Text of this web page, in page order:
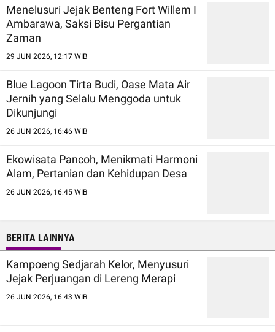
Menelusuri Jejak Benteng Fort Willem I
Ambarawa, Saksi Bisu Pergantian
Zaman
29 JUN 2026, 12:17 WIB
Blue Lagoon Tirta Budi, Oase Mata Air
Jernih yang Selalu Menggoda untuk
Dikunjungi
26 JUN 2026, 16:46 WIB
Ekowisata Pancoh, Menikmati Harmoni
Alam, Pertanian dan Kehidupan Desa
26 JUN 2026, 16:45 WIB
BERITA LAINNYA
Kampoeng Sedjarah Kelor, Menyusuri
Jejak Perjuangan di Lereng Merapi
26 JUN 2026, 16:43 WIB